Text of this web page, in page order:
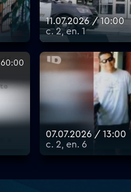
11.07.2026 / 10:00
с. 2, еп. 1
60:00
07.07.2026 / 13:00
с. 2, еп. 6